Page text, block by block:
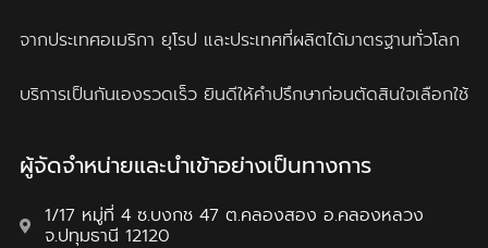
จากประเทศอเมริกา ยุโรป และประเทศที่ผลิตได้มาตรฐานทั่วโลก
บริการเป็นกันเองรวดเร็ว ยินดีให้คำปรึกษาก่อนตัดสินใจเลือกใช้
ผู้จัดจำหน่ายและนำเข้าอย่างเป็นทางการ
1/17 หมู่ที่ 4 ซ.บงกช 47 ต.คลองสอง อ.คลองหลวง
จ.ปทุมธานี 12120